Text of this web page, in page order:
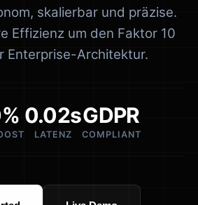
skalierbar und präzise.
Effizienz um den Faktor 10
Enterprise-Architektur.
0.02s
LATENZ
GDPR
COMPLIANT